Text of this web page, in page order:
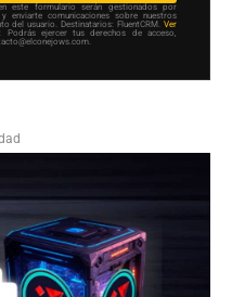
este formulario serán gestionados por
enviarte comunicaciones sobre nuestros
del usuario. Destinatarios: FluentCRM. Ver
Podrás ejercer tus derechos de acceso,